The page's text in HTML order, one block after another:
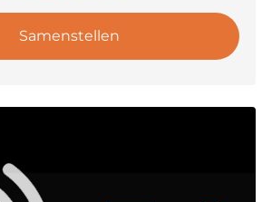
Samenstellen